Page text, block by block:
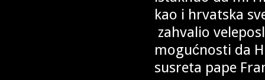
kao i hrvatska
zahvalio
mogućnosti da
susreta pape